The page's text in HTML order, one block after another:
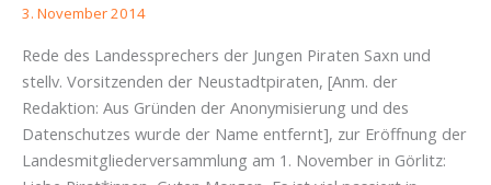
3. November 2014
Rede des Landessprechers der Jungen Piraten Saxn und
stellv. Vorsitzenden der Neustadtpiraten, [Anm. der
Redaktion: Aus Gründen der Anonymisierung und des
Datenschutzes wurde der Name entfernt], zur Eröffnung der
Landesmitgliederversammlung am 1. November in Görlitz: